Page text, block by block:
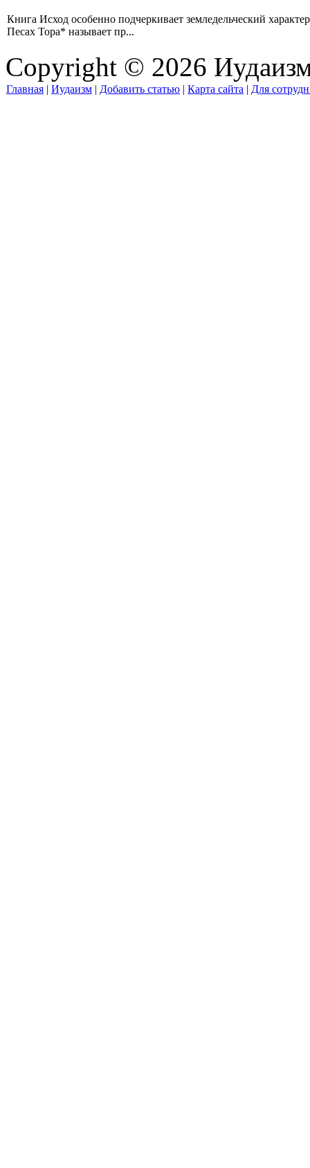
Книга Исход особенно подчеркивает земледельческий
Песах Тора* называет пр...
Copyright © 2026
Главная | Иудаизм | Добавить статью | Карта сайта | Для